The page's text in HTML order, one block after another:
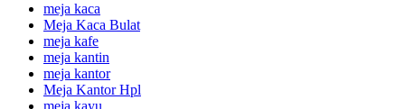
meja kaca
Meja Kaca Bulat
meja kafe
meja kantin
meja kantor
Meja Kantor Hpl
meja kayu